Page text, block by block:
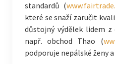
standardů (
které se snaží zaručit
důstojný výdělek lidem
např. obchod Thao (
podporuje nepálské ženy